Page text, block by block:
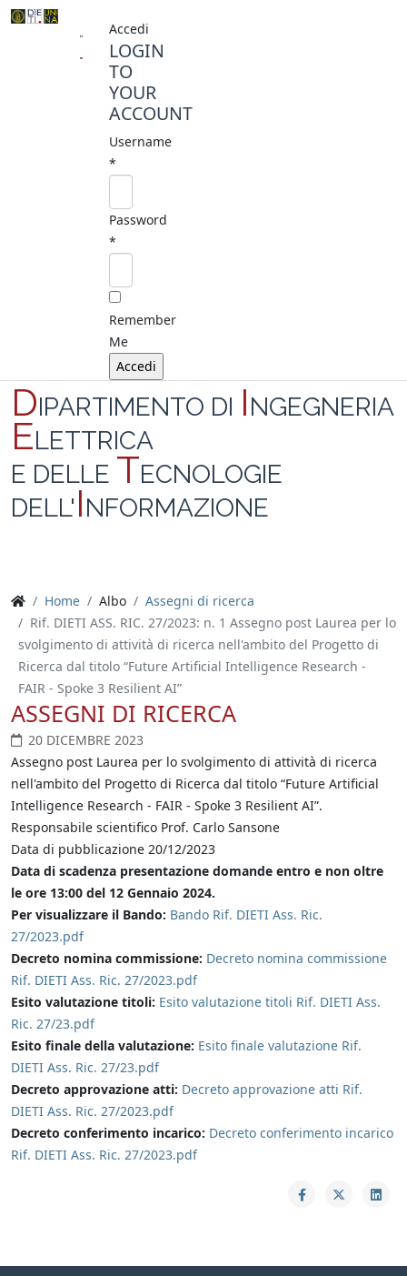
Accedi
LOGIN
TO
YOUR
ACCOUNT
Username
*
Password
*
Remember
Me
DIPARTIMENTO DI INGEGNERIA
ELETTRICA
E DELLE TECNOLOGIE
DELL'INFORMAZIONE
Home Albo
Assegni di ricerca
Rif. DIETI ASS. RIC. 27/2023: n. 1 Assegno post Laurea per lo
svolgimento di attività di ricerca nell'ambito del Progetto di
Ricerca dal titolo “Future Artificial Intelligence Research -
FAIR - Spoke 3 Resilient AI”
ASSEGNI DI RICERCA
20 DICEMBRE 2023
Assegno post Laurea per lo svolgimento di attività di ricerca
nell'ambito del Progetto di Ricerca dal titolo “Future Artificial
Intelligence Research - FAIR - Spoke 3 Resilient AI”.
Responsabile scientifico Prof. Carlo Sansone
Data di pubblicazione 20/12/2023
Data di scadenza presentazione domande entro e non oltre
le ore 13:00 del 12 Gennaio 2024.
Per visualizzare il Bando: Bando Rif. DIETI Ass. Ric.
27/2023.pdf
Decreto nomina commissione: Decreto nomina commissione
Rif. DIETI Ass. Ric. 27/2023.pdf
Esito valutazione titoli: Esito valutazione titoli Rif. DIETI Ass.
Ric. 27/23.pdf
Esito finale della valutazione: Esito finale valutazione Rif.
DIETI Ass. Ric. 27/23.pdf
Decreto approvazione atti: Decreto approvazione atti Rif.
DIETI Ass. Ric. 27/2023.pdf
Decreto conferimento incarico: Decreto conferimento incarico
Rif. DIETI Ass. Ric. 27/2023.pdf